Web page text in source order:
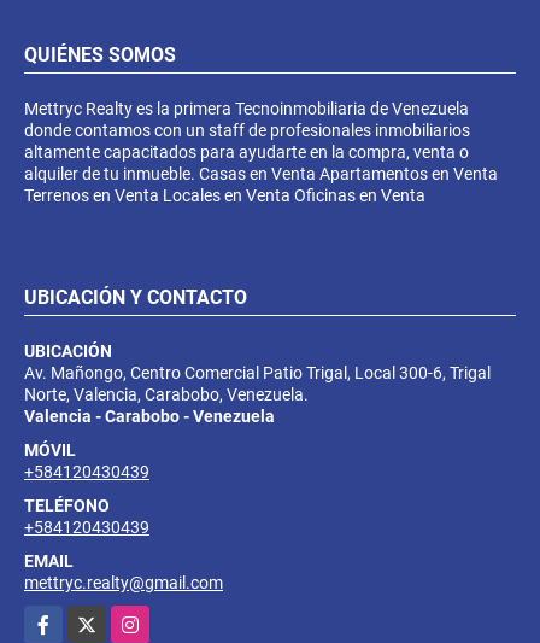
QUIÉNES SOMOS
Mettryc Realty es la primera Tecnoinmobiliaria de Venezuela
donde contamos con un staff de profesionales inmobiliarios
altamente capacitados para ayudarte en la compra, venta o
alquiler de tu inmueble. Casas en Venta Apartamentos en Venta
Terrenos en Venta Locales en Venta Oficinas en Venta
UBICACIÓN Y CONTACTO
UBICACIÓN
Av. Mañongo, Centro Comercial Patio Trigal, Local 300-6, Trigal
Norte, Valencia, Carabobo, Venezuela.
Valencia - Carabobo - Venezuela
MÓVIL
+584120430439
TELÉFONO
+584120430439
EMAIL
mettryc.realty@gmail.com
Facebook
Instagram